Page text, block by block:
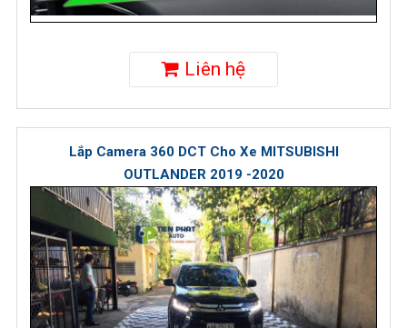
Liên hệ
Lắp Camera 360 DCT Cho Xe MITSUBISHI
OUTLANDER 2019 -2020